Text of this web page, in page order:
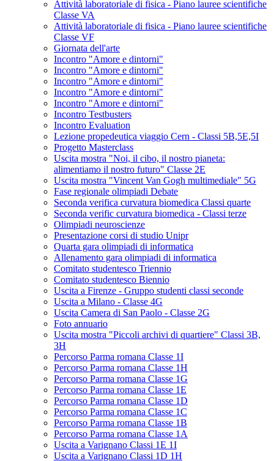
Attività laboratoriale di fisica - Piano lauree scientifiche
Classe VA
Attività laboratoriale di fisica - Piano lauree scientifiche
Classe VF
Giornata dell'arte
Incontro "Amore e dintorni"
Incontro "Amore e dintorni"
Incontro "Amore e dintorni"
Incontro "Amore e dintorni"
Incontro "Amore e dintorni"
Incontro Testbusters
Incontro Evaluation
Lezione propedeutica viaggio Cern - Classi 5B,5E,5I
Progetto Masterclass
Uscita mostra "Noi, il cibo, il nostro pianeta:
alimentiamo il nostro futuro" Classe 2E
Uscita mostra "Vincent Van Gogh multimediale" 5G
Fase regionale olimpiadi Debate
Seconda verifica curvatura biomedica Classi quarte
Seconda verific curvatura biomedica - Classi terze
Olimpiadi neuroscienze
Presentazione corsi di studio Unipr
Quarta gara olimpiadi di informatica
Allenamento gara olimpiadi di informatica
Comitato studentesco Triennio
Comitato studentesco Biennio
Uscita a Firenze - Gruppo studenti classi seconde
Uscita a Milano - Classe 4G
Uscita Camera di San Paolo - Classe 2G
Foto annuario
Uscita mostra "Piccoli archivi di quartiere" Classi 3B,
3H
Percorso Parma romana Classe 1I
Percorso Parma romana Classe 1H
Percorso Parma romana Classe 1G
Percorso Parma romana Classe 1E
Percorso Parma romana Classe 1D
Percorso Parma romana Classe 1C
Percorso Parma romana Classe 1B
Percorso Parma romana Classe 1A
Uscita a Varignano Classi 1E 1I
Uscita a Varignano Classi 1D 1H